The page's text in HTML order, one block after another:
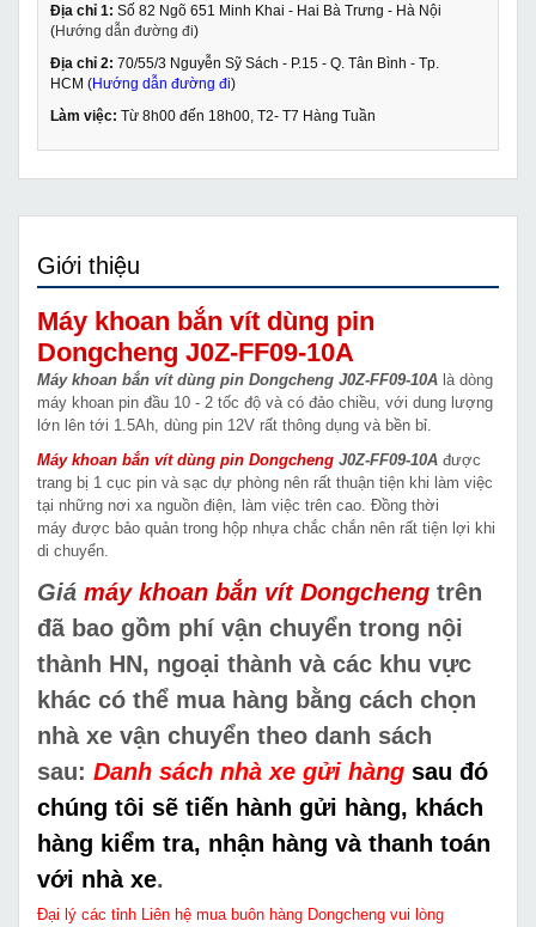
Địa chỉ 1: Số 82 Ngõ 651 Minh Khai - Hai Bà Trưng - Hà Nội
(Hướng dẫn đường đi)
Địa chỉ 2: 70/55/3 Nguyễn Sỹ Sách - P.15 - Q. Tân Bình - Tp.
HCM (Hướng dẫn đường đi)
Làm việc: Từ 8h00 đến 18h00, T2- T7 Hàng Tuần
Giới thiệu
Máy khoan bắn vít dùng pin
Dongcheng J0Z-FF09-10A
Máy khoan bắn vít dùng pin Dongcheng J0Z-FF09-10A là dòng
máy khoan pin đầu 10 - 2 tốc độ và có đảo chiều, với dung lượng
lớn lên tới 1.5Ah, dùng pin 12V rất thông dụng và bền bỉ.
Máy khoan bắn vít dùng pin Dongcheng J0Z-FF09-10A được
trang bị 1 cục pin và sạc dự phòng nên rất thuận tiện khi làm việc
tại những nơi xa nguồn điện, làm việc trên cao. Đồng thời
máy được bảo quản trong hộp nhựa chắc chắn nên rất tiện lợi khi
di chuyển.
Giá máy khoan bắn vít Dongcheng trên
đã bao gồm phí vận chuyển trong nội
thành HN, ngoại thành và các khu vực
khác có thể mua hàng bằng cách chọn
nhà xe vận chuyển theo danh sách
sau: Danh sách nhà xe gửi hàng sau đó
chúng tôi sẽ tiến hành gửi hàng, khách
hàng kiểm tra, nhận hàng và thanh toán
với nhà xe.
Đại lý các tỉnh Liên hệ mua buôn hàng Dongcheng vui lòng